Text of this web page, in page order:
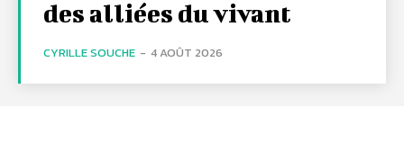
des alliées du vivant
CYRILLE SOUCHE - 4 AOÛT 2026